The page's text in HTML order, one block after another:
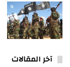
آخر المقالات